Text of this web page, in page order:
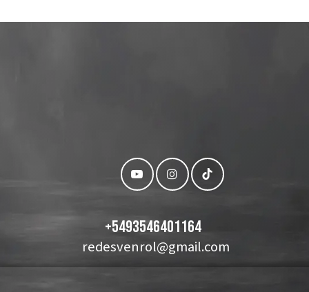
+5493546401164
redesvenrol@gmail.com